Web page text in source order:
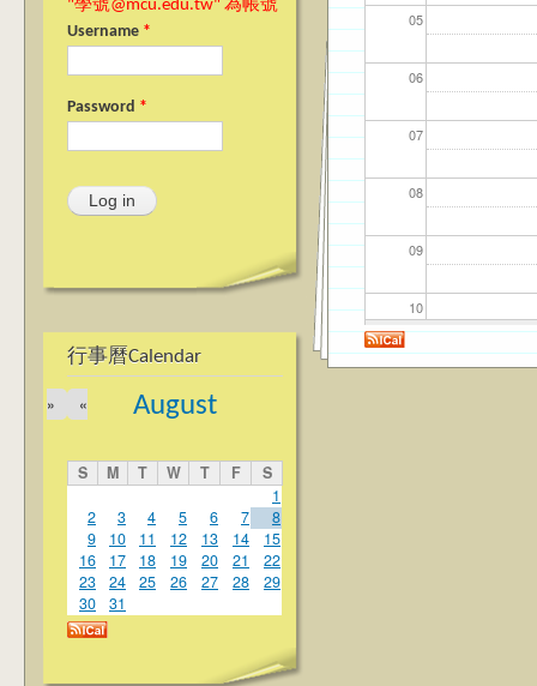
"學號@mcu.edu.tw" 為帳號
Username *
Password *
行事曆Calendar
August
«
»
S M T W T F
S
1
2
3 4 5 6 7
8
9
10 11 12 13 14
15
16
17 18 19 20 21
22
23
24 25 26 27 28
29
30
31
05
06
07
08
09
10
11